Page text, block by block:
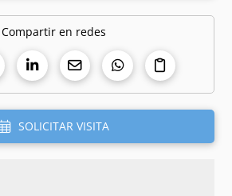
Compartir en redes
SOLICITAR VISITA